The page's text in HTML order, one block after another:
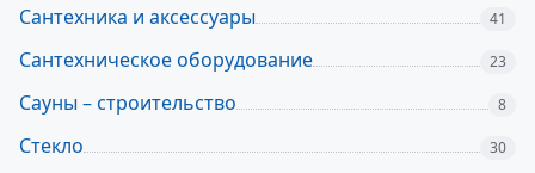
Сантехника и аксессуары 41
Сантехническое оборудование 23
Сауны – строительство 8
Стекло 30